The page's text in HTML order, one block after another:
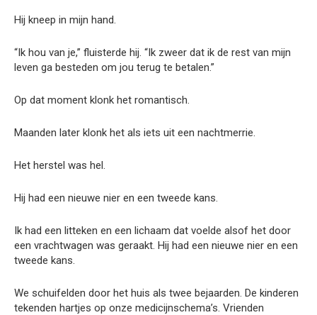
Hij kneep in mijn hand.
“Ik hou van je,” fluisterde hij. “Ik zweer dat ik de rest van mijn
leven ga besteden om jou terug te betalen.”
Op dat moment klonk het romantisch.
Maanden later klonk het als iets uit een nachtmerrie.
Het herstel was hel.
Hij had een nieuwe nier en een tweede kans.
Ik had een litteken en een lichaam dat voelde alsof het door
een vrachtwagen was geraakt. Hij had een nieuwe nier en een
tweede kans.
We schuifelden door het huis als twee bejaarden. De kinderen
tekenden hartjes op onze medicijnschema’s. Vrienden